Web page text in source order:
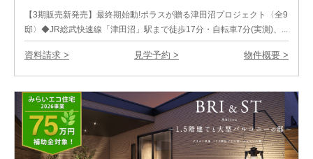
【3期販売新発売】最終期始動!ポラスが贈る津田沼プロジェクト〈全9
邸〉◆JR総武快速線「津田沼」駅まで徒歩17分・自転車7分(実測)、...
資料請求 > 見学予約 > 物件概要 >